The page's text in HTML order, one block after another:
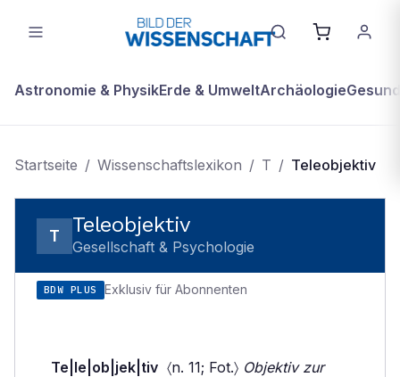
Astronomie & PhysikErde & UmweltArchäologie
Startseite / Wissenschaftslexikon / T / Teleobjektiv
T Teleobjektiv
Gesellschaft & Psychologie
BDW PLUS Exklusiv für Abonnenten
Te|le|ob|jek|tiv 〈n. 11; Fot.〉 Objektiv zur